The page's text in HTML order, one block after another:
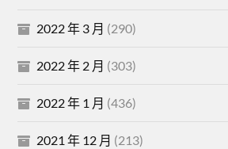
2022 年 3 月 (290)
2022 年 2 月 (303)
2022 年 1 月 (436)
2021 年 12 月 (213)